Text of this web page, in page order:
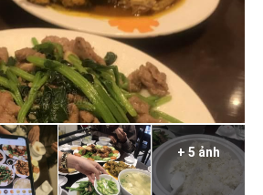
+ 5 ảnh